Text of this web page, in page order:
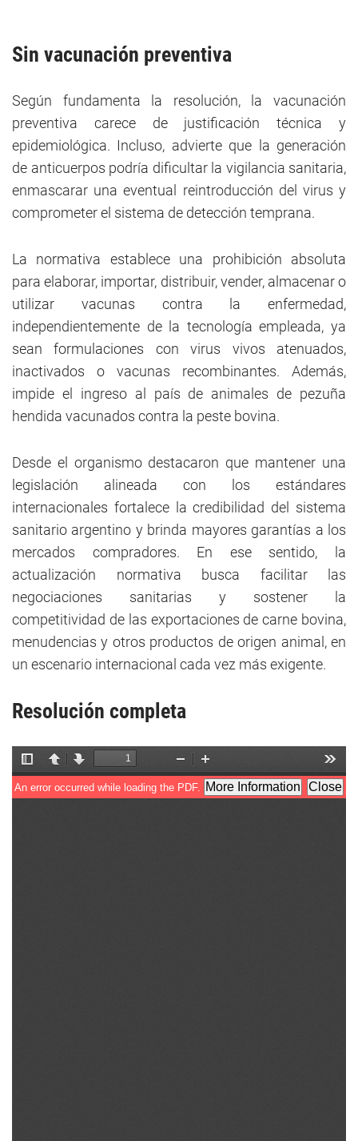
Sin vacunación preventiva
Según fundamenta la resolución, la vacunación
preventiva carece de justificación técnica y
epidemiológica. Incluso, advierte que la generación
de anticuerpos podría dificultar la vigilancia sanitaria,
enmascarar una eventual reintroducción del virus y
comprometer el sistema de detección temprana.
La normativa establece una prohibición absoluta
para elaborar, importar, distribuir, vender, almacenar o
utilizar vacunas contra la enfermedad,
independientemente de la tecnología empleada, ya
sean formulaciones con virus vivos atenuados,
inactivados o vacunas recombinantes. Además,
impide el ingreso al país de animales de pezuña
hendida vacunados contra la peste bovina.
Desde el organismo destacaron que mantener una
legislación alineada con los estándares
internacionales fortalece la credibilidad del sistema
sanitario argentino y brinda mayores garantías a los
mercados compradores. En ese sentido, la
actualización normativa busca facilitar las
negociaciones sanitarias y sostener la
competitividad de las exportaciones de carne bovina,
menudencias y otros productos de origen animal, en
un escenario internacional cada vez más exigente.
Resolución completa